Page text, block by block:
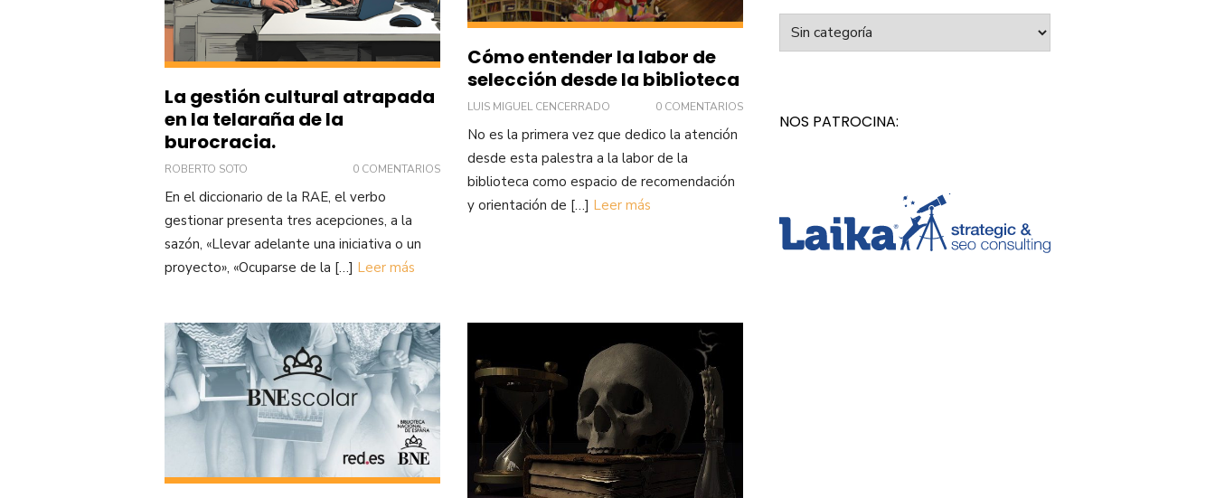
La gestión cultural atrapada
en la telaraña de la
burocracia.
ROBERTO SOTO 0 COMENTARIOS
En el diccionario de la RAE, el verbo
gestionar presenta tres acepciones, a la
sazón, «Llevar adelante una iniciativa o un
proyecto», «Ocuparse de la […] Leer más
Cómo entender la labor de
selección desde la biblioteca
LUIS MIGUEL CENCERRADO 0 COMENTARIOS
No es la primera vez que dedico la atención
desde esta palestra a la labor de la
biblioteca como espacio de recomendación
y orientación de […] Leer más
NOS PATROCINA: